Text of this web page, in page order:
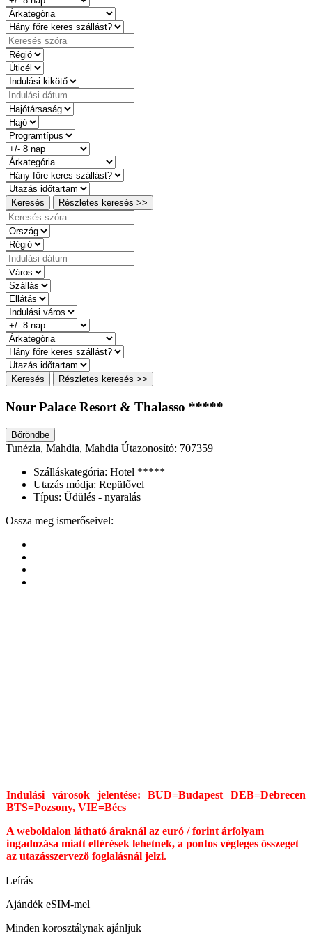
Keresés Részletes keresés >>
Keresés Részletes keresés >>
Nour Palace Resort & Thalasso *****
Bőröndbe
Tunézia, Mahdia, Mahdia Útazonosító: 707359
Szálláskategória: Hotel *****
Utazás módja: Repülővel
Típus: Üdülés - nyaralás
Ossza meg ismerőseivel:
Indulási városok jelentése: BUD=Budapest DEB=Debrecen
BTS=Pozsony, VIE=Bécs
A weboldalon látható áraknál az euró / forint árfolyam
ingadozása miatt eltérések lehetnek, a pontos végleges összeget
az utazásszervező foglalásnál jelzi.
Leírás
Ajándék eSIM-mel
Minden korosztálynak ajánljuk